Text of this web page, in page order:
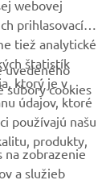
webovej
prihlasovacích
tiež analytické
štatistík
ktorý je v
údajov, ktoré
používajú našu
produkty,
uvedeného
súbory cookies
na zobrazenie
a služieb